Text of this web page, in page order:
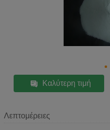
Καλύτερη τιμή
Λεπτομέρειες